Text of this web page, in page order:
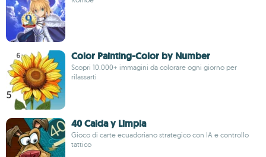
Color Painting-Color by Number
Scopri 10.000+ immagini da colorare ogni giorno per
rilassarti
40 Caida y Limpia
Gioco di carte ecuadoriano strategico con IA e controllo
tattico